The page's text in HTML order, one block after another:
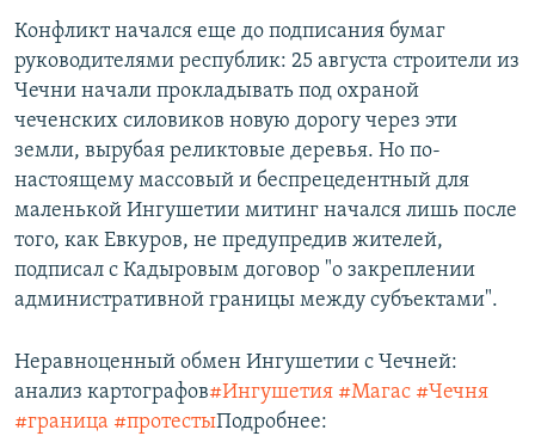
Конфликт начался еще до подписания бумаг
руководителями республик: 25 августа строители из
Чечни начали прокладывать под охраной
чеченских силовиков новую дорогу через эти
земли, вырубая реликтовые деревья. Но по-
настоящему массовый и беспрецедентный для
маленькой Ингушетии митинг начался лишь после
того, как Евкуров, не предупредив жителей,
подписал с Кадыровым договор "о закреплении
административной границы между субъектами".
Неравноценный обмен Ингушетии с Чечней:
анализ картографов#Ингушетия #Магас #Чечня
#граница #протестыПодробнее: